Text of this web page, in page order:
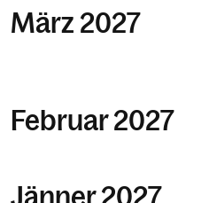
März 2027
Februar 2027